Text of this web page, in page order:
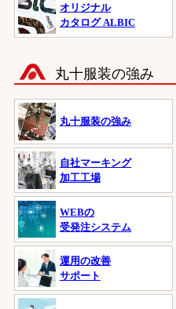
オリジナル
カタログ ALBIC
丸十服装の強み
丸十服装の強み
自社マーキング
加工工場
WEBの
受発注システム
運用の改善
サポート